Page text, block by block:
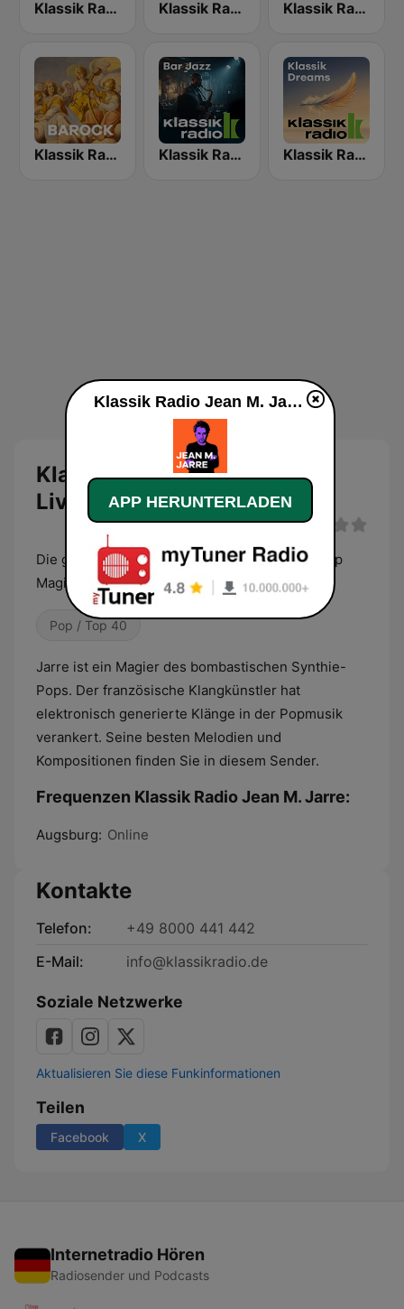
Klassik Radio Opera Klassik Radio Klassik Radio Classic Rock
Klassik Radio Barock Klassik Radio Bar Jazz Klassik Radio Klassik Dreams
Klassik Radio Jean M. Jarre
Live
Die größten Hits des französischen Synthie Pop
Magiers.
Pop / Top 40
Jarre ist ein Magier des bombastischen Synthie-
Pops. Der französische Klangkünstler hat
elektronisch generierte Klänge in der Popmusik
verankert. Seine besten Melodien und
Kompositionen finden Sie in diesem Sender.
Frequenzen Klassik Radio Jean M. Jarre:
Augsburg: Online
Kontakte
Telefon:
+49 8000 441 442
E-Mail:
info@klassikradio.de
Soziale Netzwerke
Aktualisieren Sie diese Funkinformationen
Teilen
Facebook X
Internetradio Hören
Radiosender und Podcasts
Klassik Radio Jean M. Jarre live
APP HERUNTERLADEN